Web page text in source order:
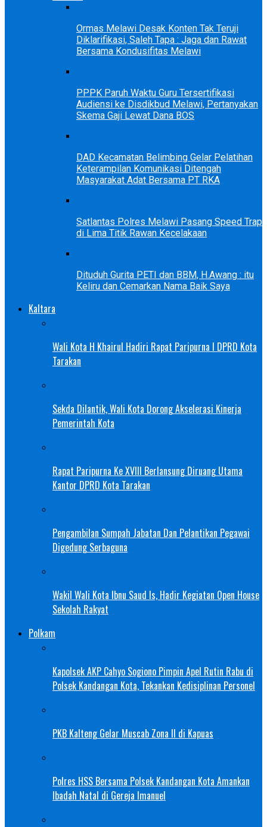
Ormas Melawi Desak Konten Tak Teruji
Diklarifikasi, Saleh Tapa : Jaga dan Rawat
Bersama Kondusifitas Melawi
PPPK Paruh Waktu Guru Tersertifikasi
Audiensi ke Disdikbud Melawi, Pertanyakan
Skema Gaji Lewat Dana BOS
DAD Kecamatan Belimbing Gelar Pelatihan
Keterampilan Komunikasi Ditengah
Masyarakat Adat Bersama PT RKA
Satlantas Polres Melawi Pasang Speed Trap
di Lima Titik Rawan Kecelakaan
Dituduh Gurita PETI dan BBM, H.Awang : itu
Keliru dan Cemarkan Nama Baik Saya
Kaltara
Wali Kota H Khairul Hadiri Rapat Paripurna I DPRD Kota
Tarakan
Sekda Dilantik, Wali Kota Dorong Akselerasi Kinerja
Pemerintah Kota
Rapat Paripurna Ke XVIII Berlansung Diruang Utama
Kantor DPRD Kota Tarakan
Pengambilan Sumpah Jabatan Dan Pelantikan Pegawai
Digedung Serbaguna
Wakil Wali Kota Ibnu Saud Is, Hadir Kegiatan Open House
Sekolah Rakyat
Polkam
Kapolsek AKP Cahyo Sogiono Pimpin Apel Rutin Rabu di
Polsek Kandangan Kota, Tekankan Kedisiplinan Personel
PKB Kalteng Gelar Muscab Zona II di Kapuas
Polres HSS Bersama Polsek Kandangan Kota Amankan
Ibadah Natal di Gereja Imanuel